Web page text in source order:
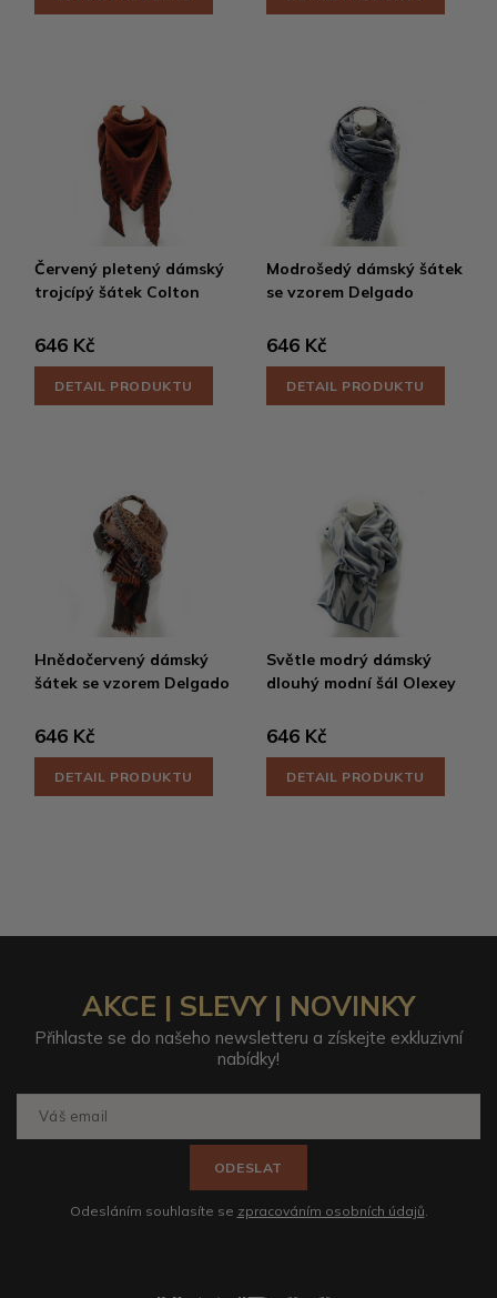
Červený pletený dámský
trojcípý šátek Colton
646 Kč
DETAIL PRODUKTU
Modrošedý dámský šátek
se vzorem Delgado
646 Kč
DETAIL PRODUKTU
Hnědočervený dámský
šátek se vzorem Delgado
646 Kč
DETAIL PRODUKTU
Světle modrý dámský
dlouhý modní šál Olexey
646 Kč
DETAIL PRODUKTU
AKCE | SLEVY | NOVINKY
Přihlaste se do našeho newsletteru a získejte exkluzivní
nabídky!
ODESLAT
Odesláním souhlasíte se zpracováním osobních údajů